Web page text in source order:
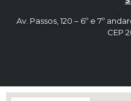
Av. Passos, 120 – 6º e 7º
CEP